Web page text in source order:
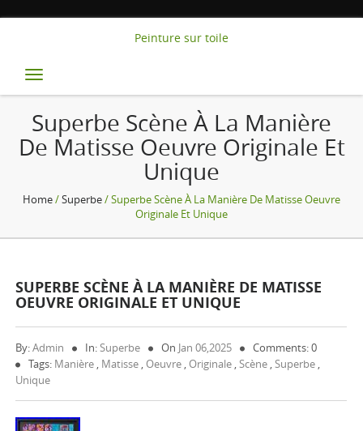
Peinture sur toile
Toggle
navigation
Superbe Scène À La Manière
De Matisse Oeuvre Originale Et
Unique
Home/Superbe/ Superbe Scène À La Manière De Matisse Oeuvre
Originale Et Unique
SUPERBE SCÈNE À LA MANIÈRE DE MATISSE
OEUVRE ORIGINALE ET UNIQUE
By:Admin In:Superbe On Jan 06,2025
Comments: 0
Tags: Manière , Matisse , Oeuvre , Originale ,Scène ,Superbe ,
Unique